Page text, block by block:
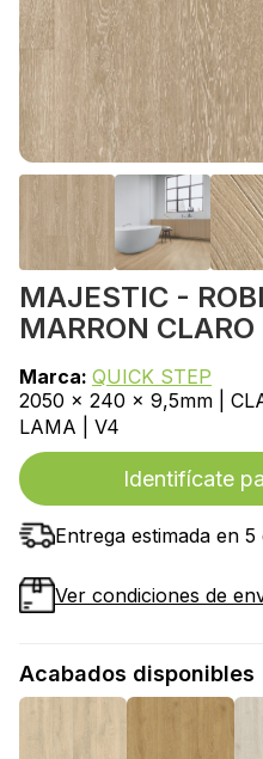
MAJESTIC -
MARRON
Marca: QUICK STEP
2050 x 240 x 9,5mm |
LAMA | V4
Identifícate
Entrega estimada en
Ver condiciones de
Acabados disponibles